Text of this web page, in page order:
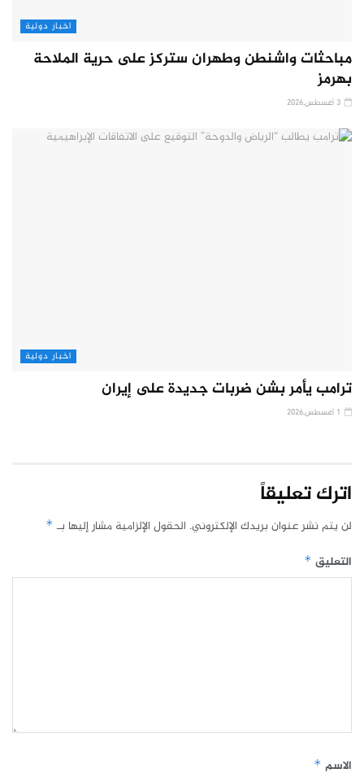
اخبار دولية
مباحثات واشنطن وطهران ستركز على حرية الملاحة
بهرمز
اخبار دولية
ترامب يأمر بشن ضربات جديدة على إيران
اترك تعليقاً
لن يتم نشر عنوان بريدك الإلكتروني. الحقول الإلزامية مشار إليها بـ *
التعليق *
الاسم *